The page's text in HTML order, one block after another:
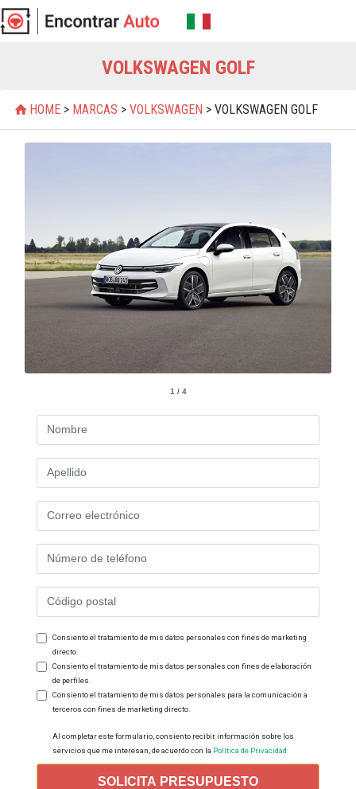
VOLKSWAGEN GOLF
HOME > MARCAS >VOLKSWAGEN > VOLKSWAGEN GOLF
1 / 4
Consiento el tratamiento de mis datos personales con fines de marketing
directo.
Consiento el tratamiento de mis datos personales con fines de elaboración
de perfiles.
Consiento el tratamiento de mis datos personales para la comunicación a
terceros con fines de marketing directo.
Al completar este formulario, consiento recibir información sobre los
servicios que me interesan, de acuerdo con la Política de Privacidad
SOLICITA PRESUPUESTO